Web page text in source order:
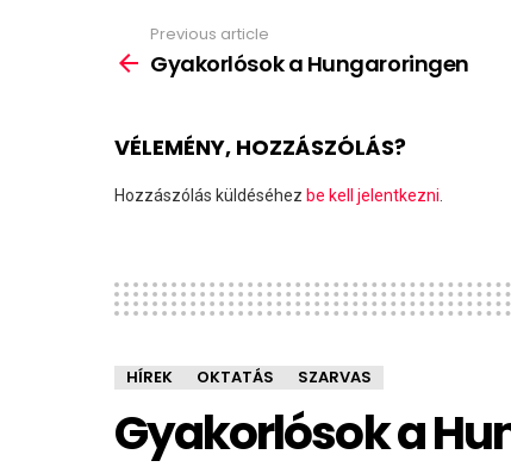
more
Previous article
Gyakorlósok a Hungaroringen
VÉLEMÉNY, HOZZÁSZÓLÁS?
Hozzászólás küldéséhez be kell jelentkezni
HÍREK OKTATÁS SZARVAS
Gyakorlósok a